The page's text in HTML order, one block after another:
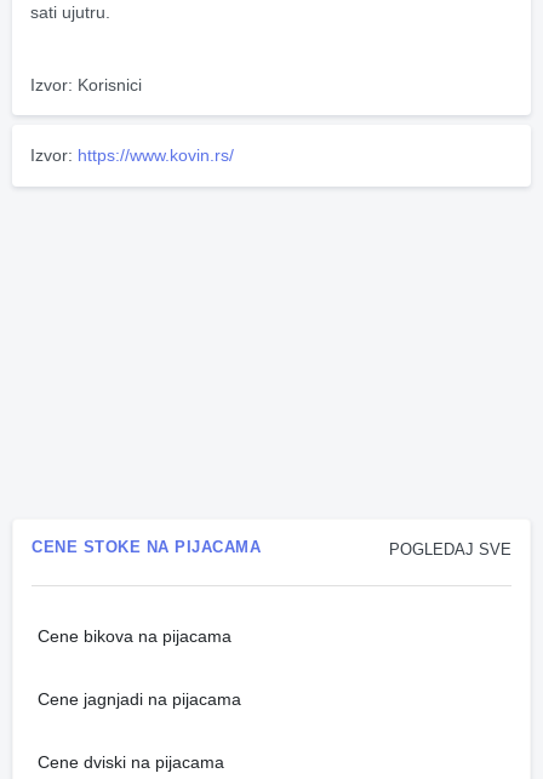
sati ujutru.
Izvor: Korisnici
Izvor: https://www.kovin.rs/
POGLEDAJ SVE
CENE STOKE NA PIJACAMA
Cene bikova na pijacama
Cene jagnjadi na pijacama
Cene dviski na pijacama